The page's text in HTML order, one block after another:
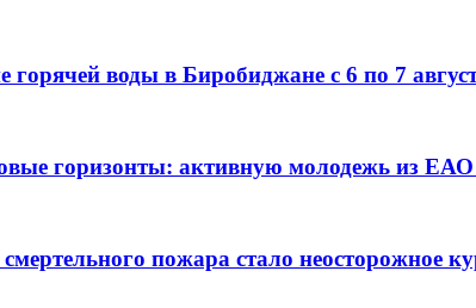
горячей воды в Биробиджане с 6 по 7
горизонты: активную молодежь из
пожара стало неосторожное